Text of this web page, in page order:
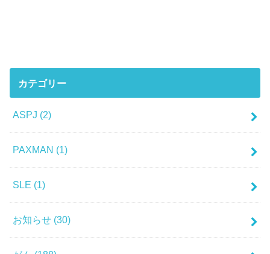
カテゴリー
ASPJ (2)
PAXMAN (1)
SLE (1)
お知らせ (30)